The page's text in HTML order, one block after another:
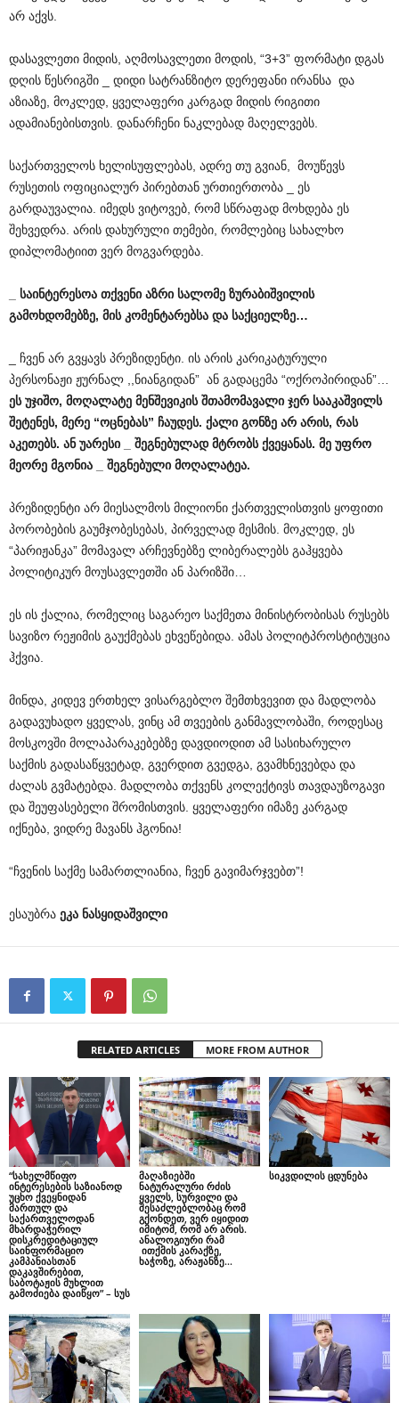
არ აქვს.
დასავლეთი მიდის, აღმოსავლეთი მოდის, “3+3” ფორმატი დგას
დღის წესრიგში _ დიდი სატრანზიტო დერეფანი ირანსა და
აზიაზე, მოკლედ, ყველაფერი კარგად მიდის რიგითი
ადამიანებისთვის. დანარჩენი ნაკლებად მაღელვებს.
საქართველოს ხელისუფლებას, ადრე თუ გვიან, მოუწევს
რუსეთის ოფიციალურ პირებთან ურთიერთობა _ ეს
გარდაუვალია. იმედს ვიტოვებ, რომ სწრაფად მოხდება ეს
შეხვედრა. არის დახურული თემები, რომლებიც სახალხო
დიპლომატიით ვერ მოგვარდება.
საინტერესოა თქვენი აზრი სალომე ზურაბიშვილის
გამოხდომებზე, მის კომენტარებსა და საქციელზე…
_ ჩვენ არ გვყავს პრეზიდენტი. ის არის კარიკატურული
პერსონაჟი ჟურნალ ,,ნიანგიდან” ან გადაცემა “ოქროპირიდან”…
ეს უჯიშო, მოღალატე მენშევიკის შთამომავალი ჯერ სააკაშვილს
შეტენეს, მერე “ოცნებას” ჩაუდეს. ქალი გონზე არ არის, რას
აკეთებს. ან უარესი შეგნებულად მტრობს ქვეყანას. მე უფრო
მეორე მგონია შეგნებული მოღალატეა.
პრეზიდენტი არ მიესალმოს მილიონი ქართველისთვის ყოფითი
პორობების გაუმჯობესებას, პირველად მესმის. მოკლედ, ეს
“პარიჟანკა” მომავალ არჩევნებზე ლიბერალებს გაჰყვება
პოლიტიკურ მოუსავლეთში ან პარიზში…
ეს ის ქალია, რომელიც საგარეო საქმეთა მინისტრობისას რუსებს
სავიზო რეჟიმის გაუქმებას ეხვეწებიდა. ამას პოლიტპროსტიტუცია
ჰქვია.
მინდა, კიდევ ერთხელ ვისარგებლო შემთხვევით და მადლობა
გადავუხადო ყველას, ვინც ამ თვეების განმავლობაში, როდესაც
მოსკოვში მოლაპარაკებებზე დავდიოდით ამ სასიხარულო
საქმის გადასაწყვეტად, გვერდით გვედგა, გვამხნევებდა და
ძალას გვმატებდა. მადლობა თქვენს კოლექტივს თავდაუზოგავი
და შეუფასებელი შრომისთვის. ყველაფერი იმაზე კარგად
იქნება, ვიდრე მავანს ჰგონია!
“ჩვენის საქმე სამართლიანია, ჩვენ გავიმარჯვებთ”!
ესაუბრა ეკა ნასყიდაშვილი
RELATED ARTICLES MORE FROM AUTHOR
“სახელმწიფო
ინტერესების საზიანოდ
უცხო ქვეყნიდან
მართულ და
საქართველოდან
მხარდაჭერილ
დისკრედიტაციულ
საინფორმაციო
კამპანიასთან
დაკავშირებით,
საბოტაჟის მუხლით
გამოძიება დაიწყო” – სუს
მაღაზიებში
ნატურალური რძის
ყველს, სურვილი და
შესაძლებლობაც რომ
გქონდეთ, ვერ იყიდით
იმიტომ, რომ არ არის.
ანალოგიური რამ
ითქმის კარაქზე,
ხაჭოზე, არაჟანზე…
სიკვდილის ცდუნება